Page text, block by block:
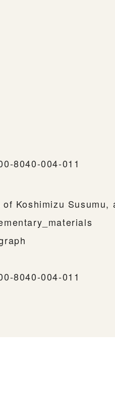
8040-004-011
of Koshimizu Susumu,
8040-004-011